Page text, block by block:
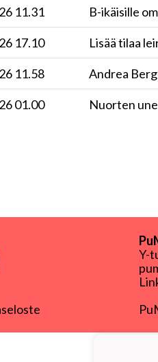
11.31 ​B-ikäisille
17.10 Lisää tilaa
11.58 Andrea
01.00 Nuorten
Y-